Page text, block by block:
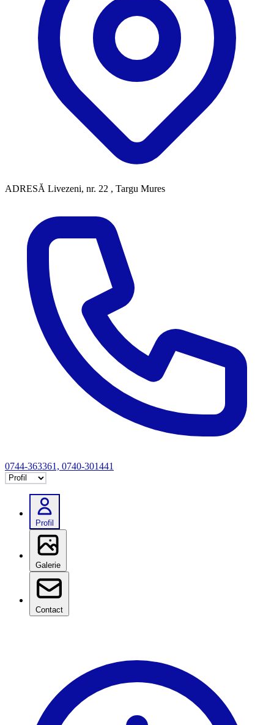
ADRESĂ Livezeni, nr. 22 , Targu Mures
0744-363361, 0740-301441
Selectează tab
Profil
Galerie
Contact